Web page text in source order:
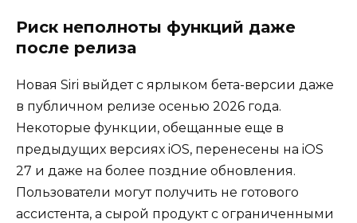
Риск неполноты функций даже
после релиза
Новая Siri выйдет с ярлыком бета-версии даже
в публичном релизе осенью 2026 года.
Некоторые функции, обещанные еще в
предыдущих версиях iOS, перенесены на iOS
27 и даже на более поздние обновления.
Пользователи могут получить не готового
ассистента, а сырой продукт с ограниченными